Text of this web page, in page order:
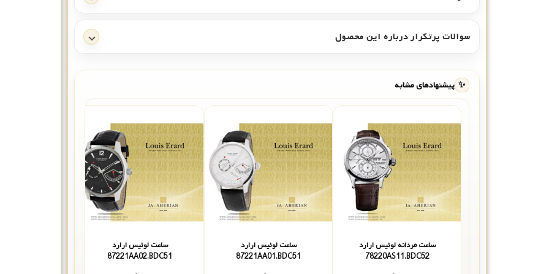
سوالات پرتکرار درباره این محصول
✨ پیشنهادهای مشابه
ساعت مردانه لوئیس ارارد
78220AS11.BDC52
ساعت لوئیس ارارد
87221AA01.BDC51
ساعت لوئیس ارارد
87221AA02.BDC51